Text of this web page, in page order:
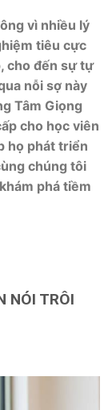
vì nhiều lý
tiêu cực
cho đến sự tự
nỗi sợ này
Tâm Giọng
cho học viên
họ phát triển
chúng tôi
phá tiềm
NÓI TRÔI